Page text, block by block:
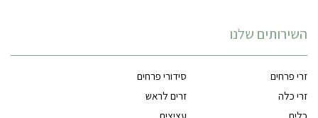
השירותים שלנו
זרי פרחים
סידורי פרחים
זרי כלה
זרים לראש